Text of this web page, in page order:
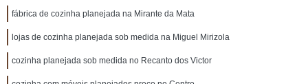
fábrica de cozinha planejada na Mirante da Mata
lojas de cozinha planejada sob medida na Miguel Mirizola
cozinha planejada sob medida no Recanto dos Victor